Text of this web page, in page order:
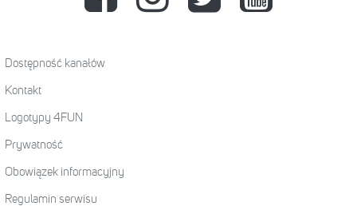
Dostępność kanałów
Kontakt
Logotypy 4FUN
Prywatność
Obowiązek informacyjny
Regulamin serwisu